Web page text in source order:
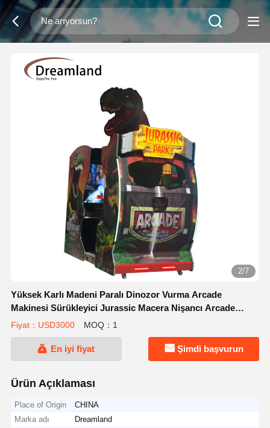
2/7
Yüksek Karlı Madeni Paralı Dinozor Vurma Arcade
Makinesi Sürükleyici Jurassic Macera Nişancı Arcade
Makinesi Oyun Merkezleri İçin Uygun Arcade Salonları
Fiyat：USD3000 MOQ：1
En iyi fiyat Şimdi başvurun
Ürün Açıklaması
Place of Origin
CHINA
Marka adı
Dreamland